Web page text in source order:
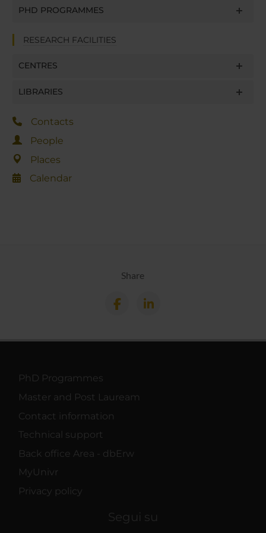
PHD PROGRAMMES
RESEARCH FACILITIES
CENTRES
LIBRARIES
Contacts
People
Places
Calendar
Share
PhD Programmes
Master and Post Lauream
Contact information
Technical support
Back office Area - dbErw
MyUnivr
Privacy policy
Segui su